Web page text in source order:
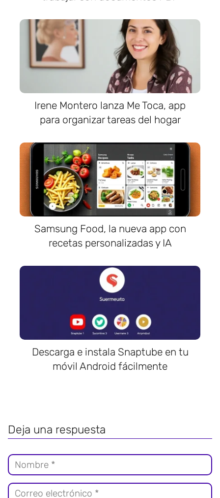
Irene Montero lanza Me Toca, app
para organizar tareas del hogar
Samsung Food, la nueva app con
recetas personalizadas y IA
Descarga e instala Snaptube en tu
móvil Android fácilmente
Deja una respuesta